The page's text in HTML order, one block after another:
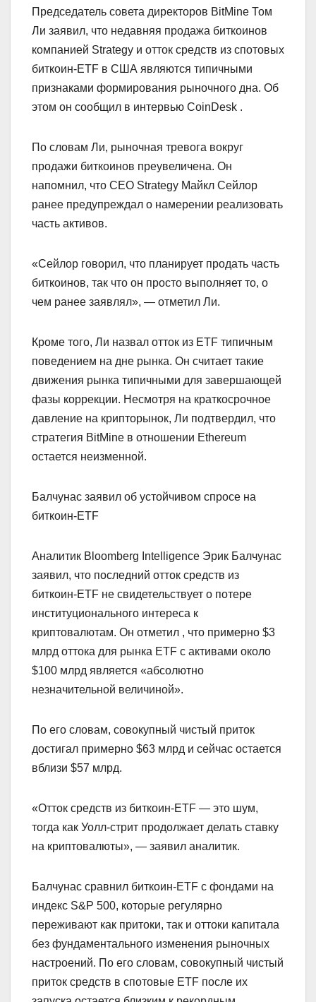
Председатель совета директоров BitMine Том
Ли заявил, что недавняя продажа биткоинов
компанией Strategy и отток средств из спотовых
биткоин-ETF в США являются типичными
признаками формирования рыночного дна. Об
этом он сообщил в интервью CoinDesk .
По словам Ли, рыночная тревога вокруг
продажи биткоинов преувеличена. Он
напомнил, что CEO Strategy Майкл Сейлор
ранее предупреждал о намерении реализовать
часть активов.
«Сейлор говорил, что планирует продать часть
биткоинов, так что он просто выполняет то, о
чем ранее заявлял», — отметил Ли.
Кроме того, Ли назвал отток из ETF типичным
поведением на дне рынка. Он считает такие
движения рынка типичными для завершающей
фазы коррекции. Несмотря на краткосрочное
давление на крипторынок, Ли подтвердил, что
стратегия BitMine в отношении Ethereum
остается неизменной.
Балчунас заявил об устойчивом спросе на
биткоин-ETF
Аналитик Bloomberg Intelligence Эрик Балчунас
заявил, что последний отток средств из
биткоин-ETF не свидетельствует о потере
институционального интереса к
криптовалютам. Он отметил , что примерно $3
млрд оттока для рынка ETF с активами около
$100 млрд является «абсолютно
незначительной величиной».
По его словам, совокупный чистый приток
достигал примерно $63 млрд и сейчас остается
вблизи $57 млрд.
«Отток средств из биткоин-ETF — это шум,
тогда как Уолл-стрит продолжает делать ставку
на криптовалюты», — заявил аналитик.
Балчунас сравнил биткоин-ETF с фондами на
индекс S&P 500, которые регулярно
переживают как притоки, так и оттоки капитала
без фундаментального изменения рыночных
настроений. По его словам, совокупный чистый
приток средств в спотовые ETF после их